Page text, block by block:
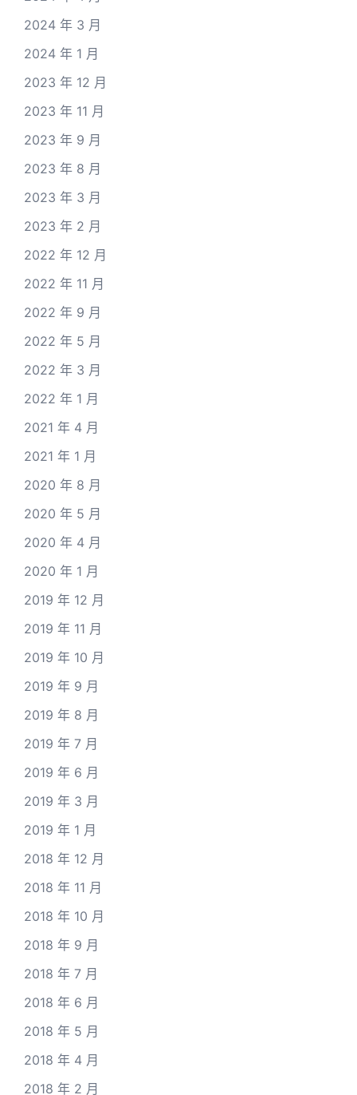
2024 年 3 月
2024 年 1 月
2023 年 12 月
2023 年 11 月
2023 年 9 月
2023 年 8 月
2023 年 3 月
2023 年 2 月
2022 年 12 月
2022 年 11 月
2022 年 9 月
2022 年 5 月
2022 年 3 月
2022 年 1 月
2021 年 4 月
2021 年 1 月
2020 年 8 月
2020 年 5 月
2020 年 4 月
2020 年 1 月
2019 年 12 月
2019 年 11 月
2019 年 10 月
2019 年 9 月
2019 年 8 月
2019 年 7 月
2019 年 6 月
2019 年 3 月
2019 年 1 月
2018 年 12 月
2018 年 11 月
2018 年 10 月
2018 年 9 月
2018 年 7 月
2018 年 6 月
2018 年 5 月
2018 年 4 月
2018 年 2 月